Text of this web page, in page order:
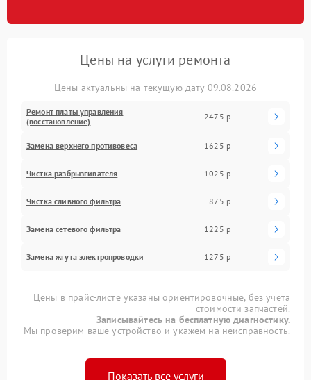
Цены на услуги ремонта
Цены актуальны на текущую дату 09.08.2026
Ремонт платы управления
(восстановление)
2475 р
Замена верхнего противовеса 1625 р
Чистка разбрызгивателя 1025 р
Чистка сливного фильтра 875 р
Замена сетевого фильтра 1225 р
Замена жгута электропроводки 1275 р
Цены в прайс-листе указаны ориентировочные, без учета
стоимости запчастей.
Записывайтесь на бесплатную диагностику.
Мы проверим ваше устройство и укажем на неисправность.
Показать все услуги